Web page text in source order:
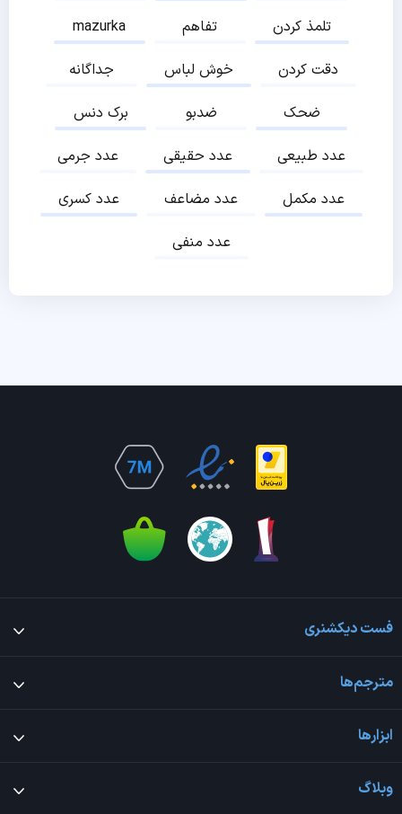
mazurka
تفاهم
تلمذ کردن
جداگانه
خوش لباس
دقت کردن
برک دنس
ضدبو
ضحک
عدد جرمی
عدد حقیقی
عدد طبیعی
عدد کسری
عدد مضاعف
عدد مکمل
عدد منفی
فست دیکشنری
مترجم‌ها
ابزارها
وبلاگ